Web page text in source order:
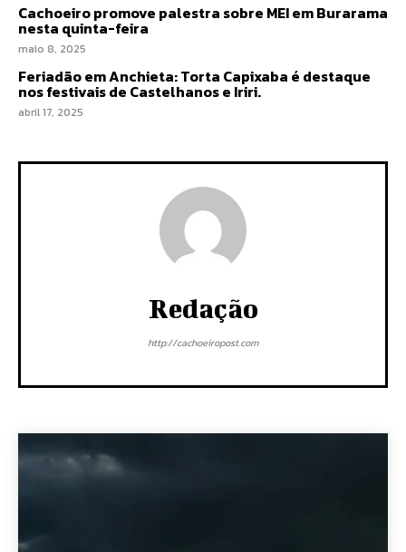
Cachoeiro promove palestra sobre MEI em Burarama
nesta quinta-feira
maio 8, 2025
Feriadão em Anchieta: Torta Capixaba é destaque
nos festivais de Castelhanos e Iriri.
abril 17, 2025
Redação
http://cachoeiropost.com